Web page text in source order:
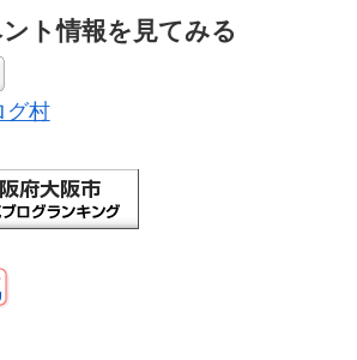
ト情報を見てみる
グ村